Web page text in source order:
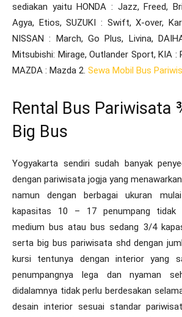
sediakan yaitu HONDA : Jazz, Freed,
Agya, Etios, SUZUKI : Swift, X-over,
NISSAN : March, Go Plus, Livina,
Mitsubishi: Mirage, Outlander Sport, KIA :
MAZDA : Mazda 2. Sewa Mobil Bus
Rental Bus Pariwisata
Big Bus
Yogyakarta sendiri sudah banyak
dengan pariwisata jogja yang
namun dengan berbagai ukuran
kapasitas 10 – 17 penumpang tidak
medium bus atau bus sedang 3/4
serta big bus pariwisata shd dengan
kursi tentunya dengan interior yang
penumpangnya lega dan nyaman
didalamnya tidak perlu berdesakan
desain interior sesuai standar